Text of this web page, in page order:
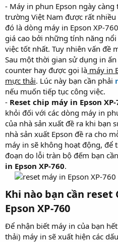
- Máy in phun Epson ngày
trường Việt Nam được rất
đó là dòng máy in Epson XP-
giá cao bởi những tính năng
việc tốt nhất. Tuy nhiên vấn đề
Sau một thời gian sử dụng in
counter hay được gọi là máy in
mực thải. Lúc này bạn cần phải
nếu muốn tiếp tục công việc.
- Reset chip máy in Epson XP-
khỏi đối với các dòng máy in
của nhà sản xuất đề ra khi bạn
nhà sản xuất Epson đề ra cho
máy in sẽ không hoạt động, để
đoạn do lỗi tràn bộ đếm bạn
in Epson XP-760.
Khi nào bạn cần reset
Epson XP-760​
Để nhận biết máy in của bạn
thải) máy in sẽ xuất hiện các